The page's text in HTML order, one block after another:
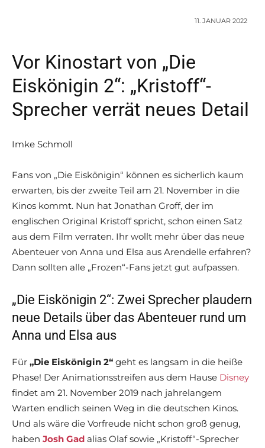
11. JANUAR 2022
Vor Kinostart von „Die
Eiskönigin 2“: „Kristoff“-
Sprecher verrät neues Detail
Imke Schmoll
Fans von „Die Eiskönigin“ können es sicherlich kaum
erwarten, bis der zweite Teil am 21. November in die
Kinos kommt. Nun hat Jonathan Groff, der im
englischen Original Kristoff spricht, schon einen Satz
aus dem Film verraten. Ihr wollt mehr über das neue
Abenteuer von Anna und Elsa aus Arendelle erfahren?
Dann sollten alle „Frozen“-Fans jetzt gut aufpassen.
„Die Eiskönigin 2“: Zwei Sprecher plaudern
neue Details über das Abenteuer rund um
Anna und Elsa aus
Für „Die Eiskönigin 2“ geht es langsam in die heiße
Phase! Der Animationsstreifen aus dem Hause Disney
findet am 21. November 2019 nach jahrelangem
Warten endlich seinen Weg in die deutschen Kinos.
Und als wäre die Vorfreude nicht schon groß genug,
haben Josh Gad alias Olaf sowie „Kristoff“-Sprecher